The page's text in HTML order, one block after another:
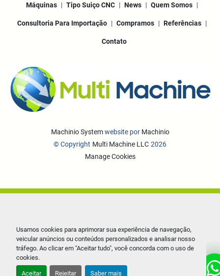
Usamos cookies para aprimorar sua experiência de navegação,
veicular anúncios ou conteúdos personalizados e analisar nosso
tráfego. Ao clicar em "Aceitar tudo", você concorda com o uso de
cookies.
Aceitar Rejeitar Saber mais
Máquinas Tipo Suiço CNC News Quem Somos
Consultoria Para Importação Compramos Referências
Contato
Machinio Systemwebsite por Machinio
© Copyright Multi Machine LLC 2026
Manage Cookies